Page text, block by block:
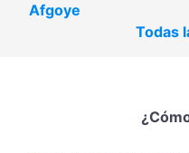
Afgoye
Todas